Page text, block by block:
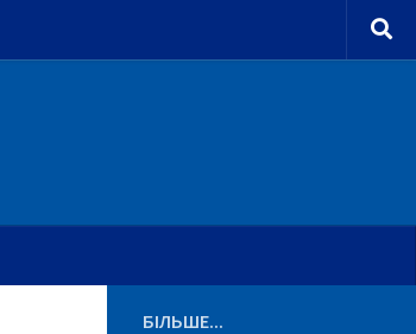
БІЛЬШЕ...